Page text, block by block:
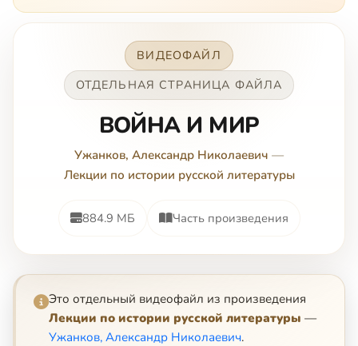
ВИДЕОФАЙЛ
ОТДЕЛЬНАЯ СТРАНИЦА ФАЙЛА
ВОЙНА И МИР
Ужанков, Александр Николаевич —
Лекции по истории русской литературы
884.9 МБ Часть произведения
Это отдельный видеофайл из произведения
Лекции по истории русской литературы —
Ужанков, Александр Николаевич.